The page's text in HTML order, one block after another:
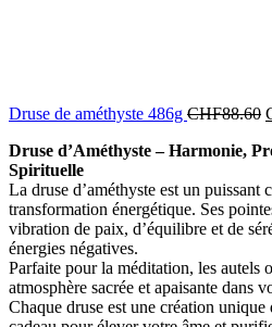
Druse de améthyste 486g CHF88.60
Druse d’Améthyste – Harmonie,
Spirituelle
La druse d’améthyste est un puissant
transformation énergétique. Ses
vibration de paix, d’équilibre et de
énergies négatives.
Parfaite pour la méditation, les autels
atmosphère sacrée et apaisante dans
Chaque druse est une création